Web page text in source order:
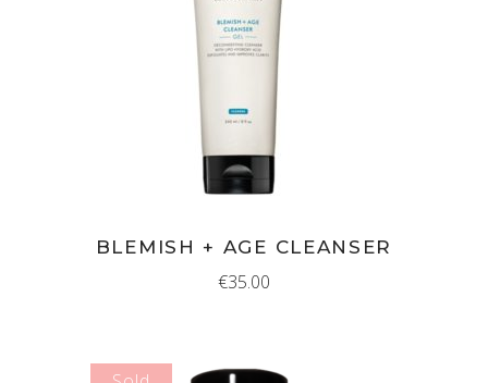
MEER INFORMATIE
BLEMISH + AGE CLEANSER
€35.00